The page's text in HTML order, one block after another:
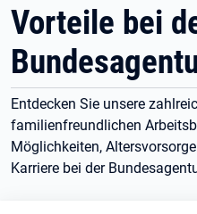
Vorteile bei
Entdecken Sie unsere
familienfreundlichen
Möglichkeiten,
Karriere bei der